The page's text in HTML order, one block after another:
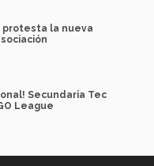
protesta la nueva
Secundaria Tec
League